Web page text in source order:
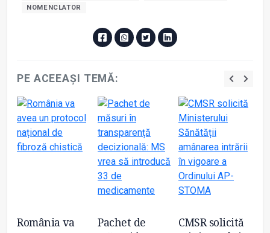
NOMENCLATOR
PE ACEEAȘI TEMĂ:
România va
Pachet de
CMSR solicită